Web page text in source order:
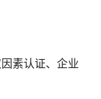
素认证、企业